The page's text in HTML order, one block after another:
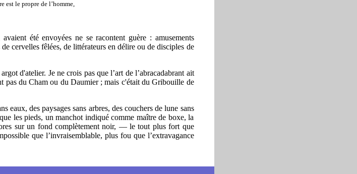
est le propre de l’homme,
été envoyées ne se racontent guère : amusements
cervelles fêlées, de littérateurs en délire ou de disciples de
d'atelier. Je ne crois pas que l’art de l’abracadabrant ait
pas du Cham ou du Daumier ; mais c'était du Gribouille de
eaux, des paysages sans arbres, des couchers de lune sans
les pieds, un manchot indiqué comme maître de boxe, la
sur un fond complètement noir, —le tout plus fort que
que l’invraisemblable, plus fou que l’extravagance